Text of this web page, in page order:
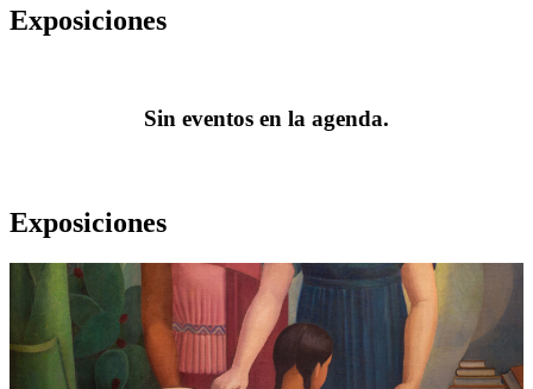
Exposiciones
Sin eventos en la agenda.
Exposiciones